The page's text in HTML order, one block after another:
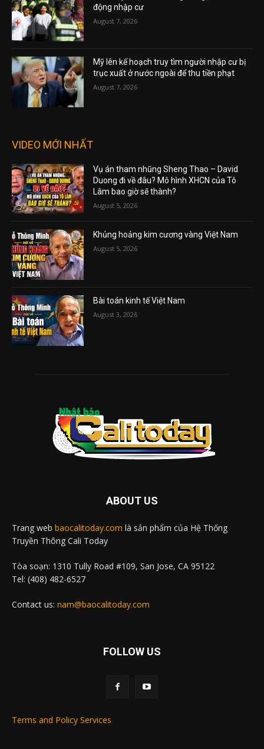
động nhập cư
August 7, 2026
Mỹ lên kế hoạch truy tìm người nhập cư bị
trục xuất ở nước ngoài để thu tiền phạt
August 7, 2026
VIDEO MỚI NHẤT
Vụ án tham nhũng Sheng Thao – David
Duong đi về đâu? Mô hình XHCN của Tô
Lâm bao giờ sẽ thành?
August 5, 2026
Khủng hoảng kim cương vàng Việt Nam
August 5, 2026
Bài toán kinh tế Việt Nam
August 3, 2026
ABOUT US
Trang web baocalitoday.com là sản phẩm của Hệ Thống
Truyền Thông Cali Today
Tòa soạn: 1310 Tully Road #109, San Jose, CA 95122
Tel: (408) 482-6527
Contact us: nam@baocalitoday.com
FOLLOW US
Terms and Policy Services